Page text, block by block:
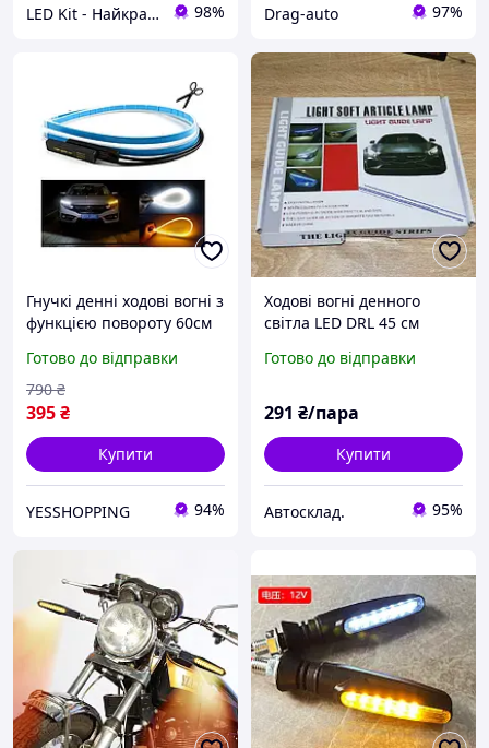
LED Kit - Найкращі рішення для Вашого авто! 98% Drag-auto 97%
Гнучкі денні ходові вогні з
функцією повороту 60см
біжить Ходові вогні на
авто
Готово до відправки
395₴
790 ₴
Купити
YESSHOPPING 94%
Ходові вогні денного
світла LED DRL 45 см
повороту (біжить)
Готово до відправки
291 ₴/пара
Купити
Автосклад. 95%